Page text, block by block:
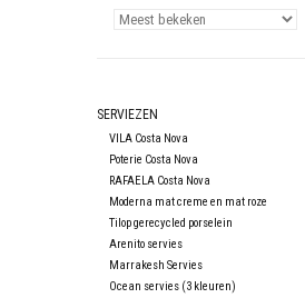
SERVIEZEN
VILA Costa Nova
Poterie Costa Nova
RAFAELA Costa Nova
Moderna mat creme en mat roze
Tilop gerecycled porselein
Arenito servies
Marrakesh Servies
Ocean servies (3 kleuren)